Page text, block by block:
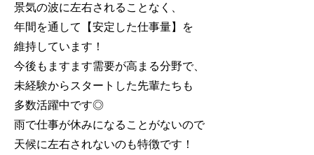
景気の波に左右されることなく、
年間を通して【安定した仕事量】を
維持しています！
今後もますます需要が高まる分野で、
未経験からスタートした先輩たちも
多数活躍中です◎
雨で仕事が休みになることがないので
天候に左右されないのも特徴です！